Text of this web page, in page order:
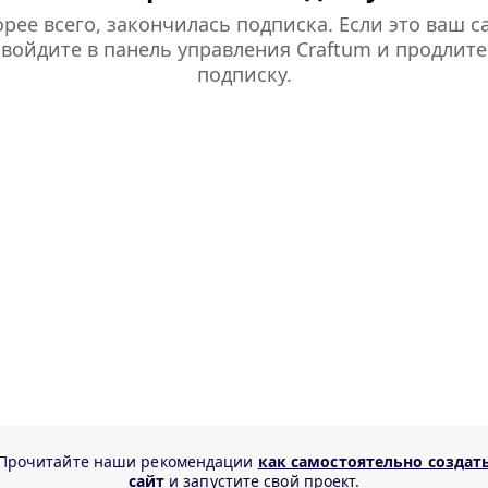
всего, закончилась подписка. Если это ваш
войдите в панель управления Craftum и продлите
подписку.
наши рекомендации как самостоятельно
сайти запустите свой проект.